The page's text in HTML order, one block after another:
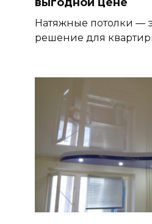
Натяжные потолки —
решение для